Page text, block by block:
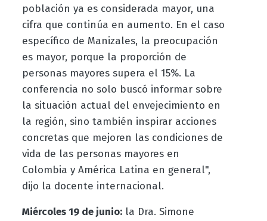
población ya es considerada mayor, una
cifra que continúa en aumento. En el caso
específico de Manizales, la preocupación
es mayor, porque la proporción de
personas mayores supera el 15%. La
conferencia no solo buscó informar sobre
la situación actual del envejecimiento en
la región, sino también inspirar acciones
concretas que mejoren las condiciones de
vida de las personas mayores en
Colombia y América Latina en general",
dijo la docente internacional.
Miércoles 19 de junio:la Dra. Simone